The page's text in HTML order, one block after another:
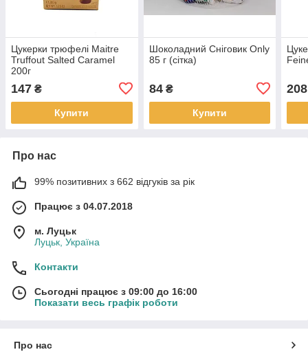
Цукерки трюфелі Maitre
Truffout Salted Caramel
200г
147 ₴
Купити
Шоколадний Сніговик Only
85 г (сітка)
84₴
Купити
208
Про нас
99% позитивних з 662 відгуків за рік
Працює з 04.07.2018
м. Луцьк
Луцьк, Україна
Контакти
Сьогодні працює з 09:00 до 16:00
Показати весь графік роботи
Про нас